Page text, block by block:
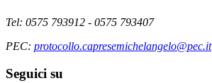
Tel: 0575 793912 - 0575 793407
PEC: protocollo.capresemichelangelo@pec.it
Seguici su